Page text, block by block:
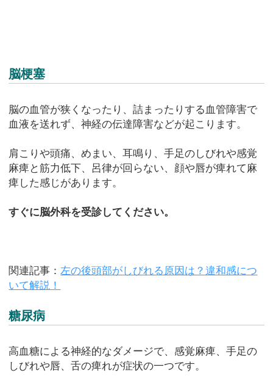
脳梗塞
脳の血管が狭くなったり、詰まったりする血管障害で
血液を送れず、神経の伝達障害などが起こります。
肩こりや頭痛、めまい、耳鳴り、手足のしびれや感覚
麻痺と筋力低下、呂律が回らない、顔や唇が痺れて麻
痺した感じがあります。
すぐに脳外科を受診してください。
関連記事： 左の後頭部がしびれる原因は？違和感につ
いて解説！
糖尿病
高血糖による神経的なダメージで、感覚麻痺、手足の
しびれや唇、舌の痺れが症状の一つです。